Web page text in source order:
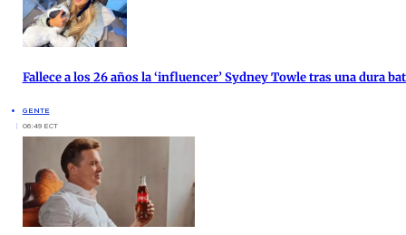
Fallece a los 26 años la ‘influencer’ Sydney Towle tras una dura
GENTE
06:49 ECT